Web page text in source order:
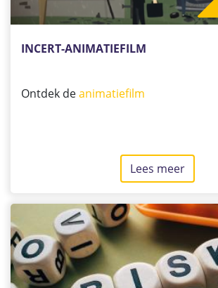
regels
INCERT-ANIMATIEFILM
Ontdek deanimatiefilm
Lees meer
INCERT-